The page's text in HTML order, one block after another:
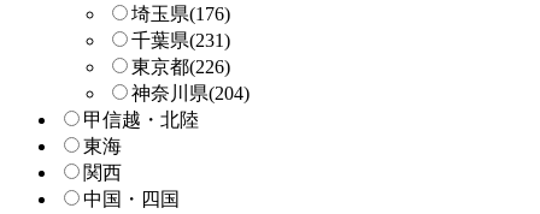
埼玉県(176)
千葉県(231)
東京都(226)
神奈川県(204)
甲信越・北陸
東海
関西
中国・四国